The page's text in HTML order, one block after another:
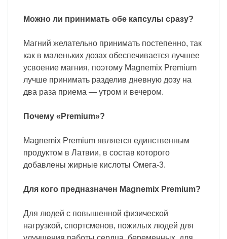
Можно ли принимать обе капсулы сразу?
Магний желательно принимать постепенно, так
как в маленьких дозах обеспечивается лучшее
усвоение магния, поэтому Magnemix Premium
лучше принимать разделив дневную дозу на
два раза приема — утром и вечером.
Почему «Premium»?
Magnemix Premium является единственным
продуктом в Латвии, в состав которого
добавлены жирные кислоты Омега-3.
Для кого предназначен Magnemix Premium?
Для людей с повышенной физической
нагрузкой, спортсменов, пожилых людей для